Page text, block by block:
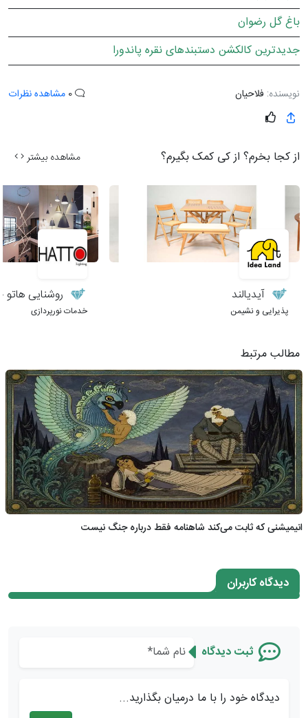
باغ گل رضوان
جدیدترین کالکشن دستبندهای نقره پاندورا
نویسنده: فلاحیان مشاهده نظرات
از کجا بخرم؟ از کی کمک بگیرم؟ مشاهده بیشتر
آیدیالند
پذیرایی و نشیمن
روشنایی هاتو
خدمات نورپردازی
مطالب مرتبط
انیمیشنی که ثابت می‌کند شاهنامه فقط درباره جنگ نیست
دیدگاه کاربران
ثبت دیدگاه
دیدگاه خود را با ما درمیان بگذارید...